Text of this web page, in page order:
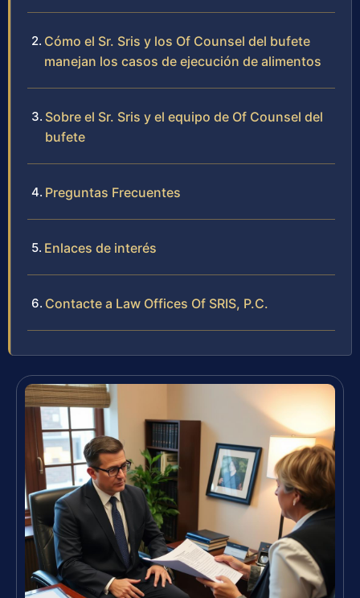
Cómo el Sr. Sris y los Of Counsel del bufete
manejan los casos de ejecución de alimentos
Sobre el Sr. Sris y el equipo de Of Counsel del
bufete
Preguntas Frecuentes
Enlaces de interés
Contacte a Law Offices Of SRIS, P.C.